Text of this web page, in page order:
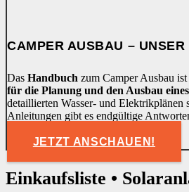
CAMPER AUSBAU – UNSER
Das Handbuch zum Camper Ausbau ist
für die Planung und den Ausbau
detaillierten Wasser- und
Anleitungen gibt es endgültige
JETZT ANSCHAUEN!
Einkaufsliste •